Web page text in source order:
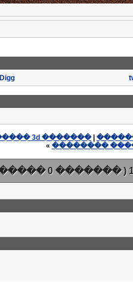
Digg
|
�����
���������
»
( ������� 0 ������� 1)